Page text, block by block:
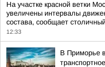
На участке красной ветки
увеличены интервалы
состава, сообщает
12:33
В Приморье